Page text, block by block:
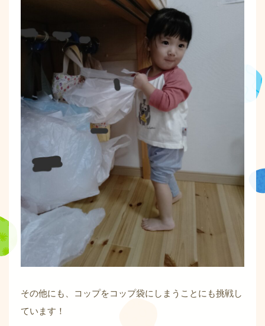
その他にも、コップをコップ袋にしまうことにも挑戦し
ています！